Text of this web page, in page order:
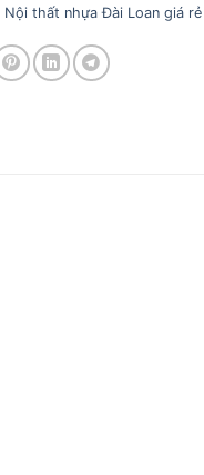
Nội thất nhựa Đài Loan giá rẻ